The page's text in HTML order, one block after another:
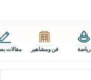
رياضة فن ومشاهير مقالات